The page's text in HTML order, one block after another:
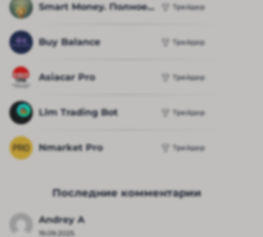
Smart Money. Полное... Трейдер
Buy Balance Трейдер
Asiacar Pro Трейдер
Llm Trading Bot Трейдер
Nmarket Pro Трейдер
Последние комментарии
Andrey A
19.09.2025